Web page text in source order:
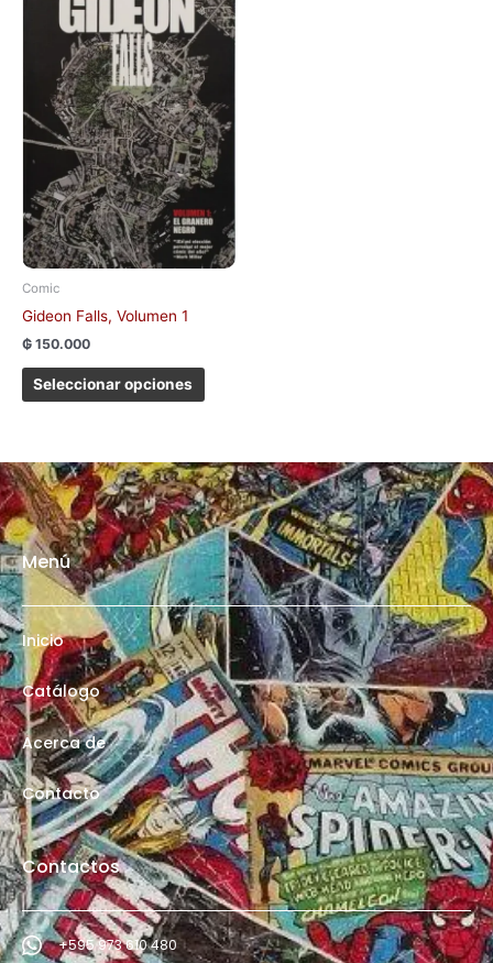
Comic
Gideon Falls, Volumen 1
₲ 150.000
Seleccionar opciones
producto
tiene
múltiples
variantes.
Las
opciones
se
pueden
en
la
Menú
Inicio
Catálogo
Acerca de
Contacto
Contactos
+595 973 610 480